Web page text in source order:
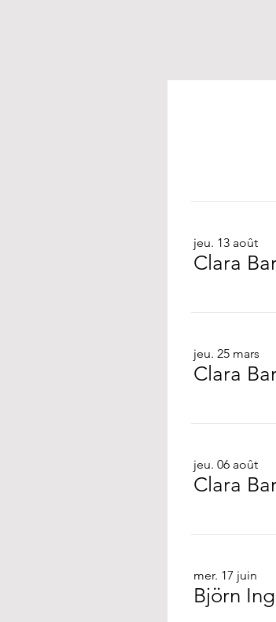
jeu. 13 août
Clara
jeu. 25 mars
Clara
jeu. 06 août
Clara
mer. 17 juin
Björn